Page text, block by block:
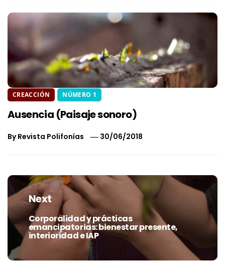
CREACCIÓN NÚMERO 1
Ausencia (Paisaje sonoro)
ByRevista Polifonías 30/06/2018
Navegación
de
entradas
Next
Next
post:
Corporalidad y prácticas
emancipatorias: bienestar presente,
interioridad e IAP